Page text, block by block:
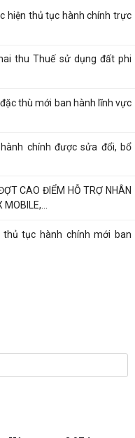
hiện thủ tục hành chính trực
thu Thuế sử dụng đất phi
thù mới ban hành lĩnh vực
chính được sửa đổi, bổ
CAO ĐIỂM HỖ TRỢ NHÂN
MOBILE,...
tục hành chính mới ban